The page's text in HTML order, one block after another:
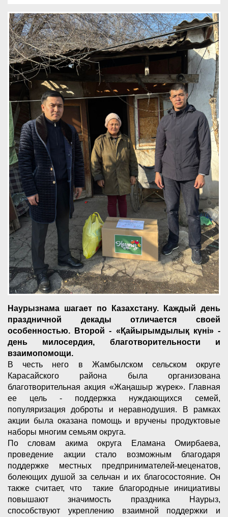
Наурызнама шагает по Казахстану. Каждый день
праздничной декады отличается своей
особенностью. Второй - «Қайырымдылық күні» -
день милосердия, благотворительности и
взаимопомощи.
В честь него в Жамбылском сельском округе
Карасайского района была организована
благотворительная акция «Жаңашыр жүрек». Главная
ее цель - поддержка нуждающихся семей,
популяризация доброты и неравнодушия. В рамках
акции была оказана помощь и вручены продуктовые
наборы многим семьям округа.
По словам акима округа Еламана Омирбаева,
проведение акции стало возможным благодаря
поддержке местных предпринимателей-меценатов,
болеющих душой за сельчан и их благосостояние. Он
также считает, что такие благородные инициативы
повышают значимость праздника Наурыз,
способствуют укреплению взаимной поддержки и